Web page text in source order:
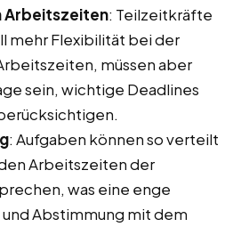
Arbeitszeiten: Teilzeitkräfte
mehr Flexibilität bei der
müssen aber
sein, wichtige Deadlines
: Aufgaben können so verteilt
Arbeitszeiten der
was eine enge
Abstimmung mit dem